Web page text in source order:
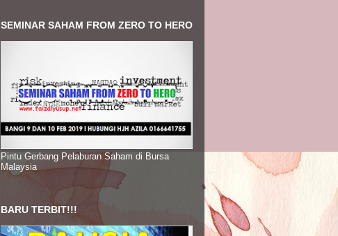
SEMINAR SAHAM FROM ZERO TO HERO
Pintu Gerbang Pelaburan Saham di Bursa
Malaysia
BARU TERBIT!!!